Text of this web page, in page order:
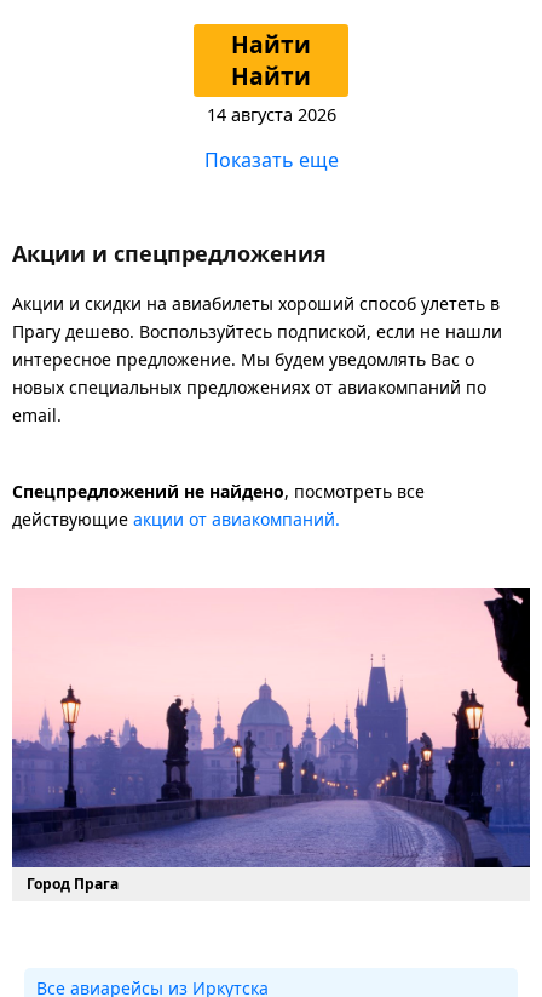
Найти
Найти
14 августа 2026
Показать еще
Акции и спецпредложения
Акции и скидки на авиабилеты хороший способ улететь в
Прагу дешево. Воспользуйтесь подпиской, если не нашли
интересное предложение. Мы будем уведомлять Вас о
новых специальных предложениях от авиакомпаний по
email.
Спецпредложений не найдено, посмотреть все
действующие акции от авиакомпаний.
Город Прага
Все авиарейсы из Иркутска